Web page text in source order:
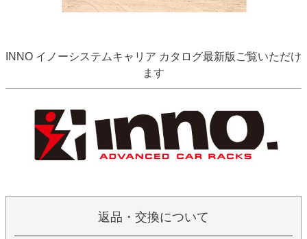
INNO イノーシステムキャリア カタログ最新版ご覧いただけ
ます
返品・交換について